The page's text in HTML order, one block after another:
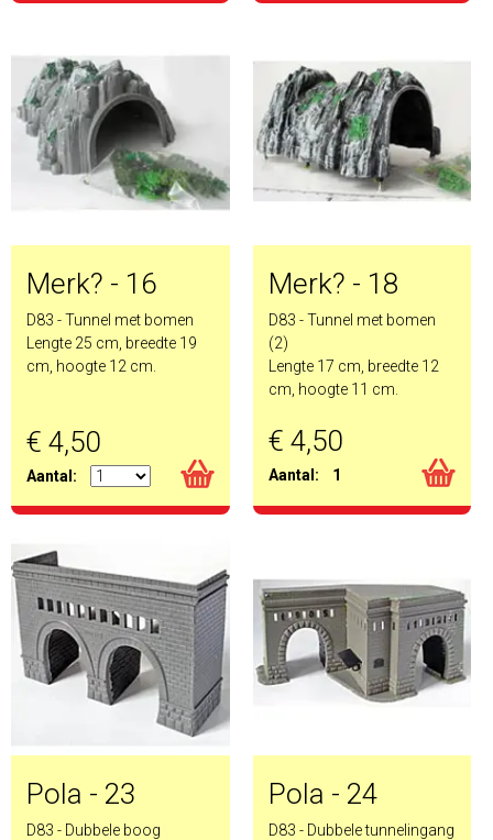
Merk? - 16
D83 - Tunnel met bomen
Lengte 25 cm, breedte 19
cm, hoogte 12 cm.
€ 4,50
Aantal:
Merk? - 18
D83 - Tunnel met bomen
(2)
Lengte 17 cm, breedte 12
cm, hoogte 11 cm.
€ 4,50
Aantal: 1
Pola - 23
D83 - Dubbele boog
Pola - 24
D83 - Dubbele tunnelingang